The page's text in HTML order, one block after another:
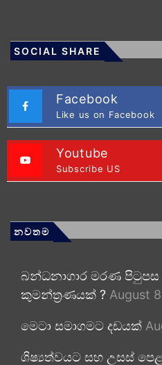
SOCIAL SHARE
Facebook
Like us on Facebook
Youtube
Subscribe US
නවතම
බන්ධනාගාර මරණ පිටුපස
කුමන්ත්‍රණයක් ? August
මෙටා සමාගමට දඩයක්
ශිෂ්‍යත්වයට සහ උසස්